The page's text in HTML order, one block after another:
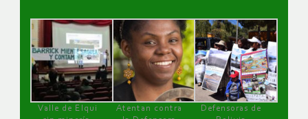
Valle de Elqui
Atentan contra
Defensoras de